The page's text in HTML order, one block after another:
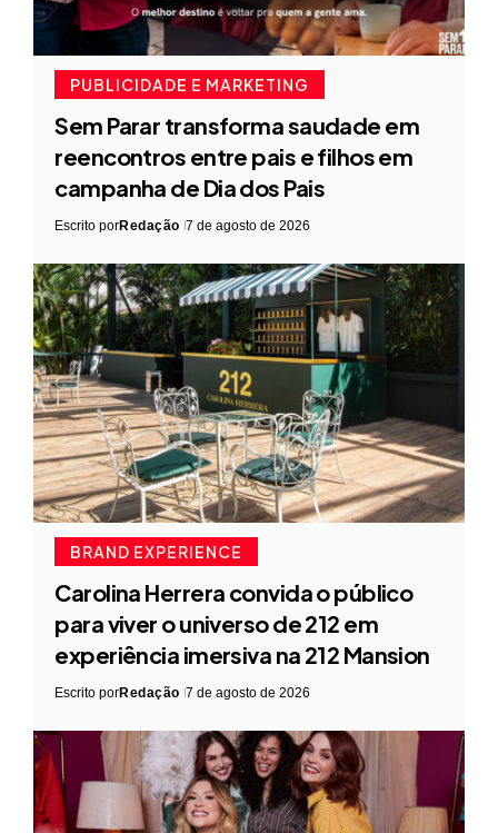
PUBLICIDADE E MARKETING
Sem Parar transforma saudade em
reencontros entre pais e filhos em
campanha de Dia dos Pais
Escrito porRedação 7 de agosto de 2026
BRAND EXPERIENCE
Carolina Herrera convida o público
para viver o universo de 212 em
experiência imersiva na 212 Mansion
Escrito porRedação 7 de agosto de 2026